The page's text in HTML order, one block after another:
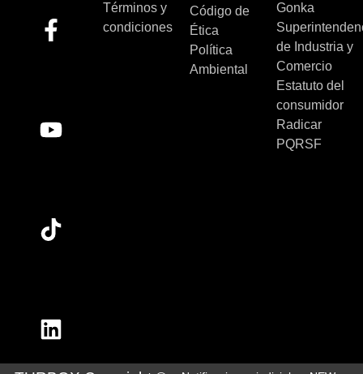
Términos y
condiciones
Código de
Ética
Política
Ambiental
Gonka
de Industria y
Comercio
Estatuto del
consumidor
Radicar
PQRSF